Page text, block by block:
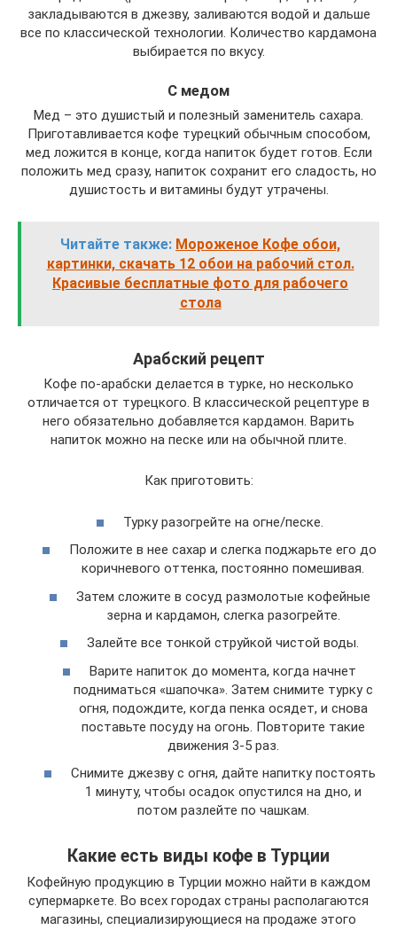
закладываются в джезву, заливаются водой и дальше
все по классической технологии. Количество кардамона
выбирается по вкусу.
С медом
Мед – это душистый и полезный заменитель сахара.
Приготавливается кофе турецкий обычным способом,
мед ложится в конце, когда напиток будет готов. Если
положить мед сразу, напиток сохранит его сладость, но
душистость и витамины будут утрачены.
Читайте также: Мороженое Кофе обои,
картинки, скачать 12 обои на рабочий стол.
Красивые бесплатные фото для рабочего
стола
Арабский рецепт
Кофе по-арабски делается в турке, но несколько
отличается от турецкого. В классической рецептуре в
него обязательно добавляется кардамон. Варить
напиток можно на песке или на обычной плите.
Как приготовить:
Турку разогрейте на огне/песке.
Положите в нее сахар и слегка поджарьте его до
коричневого оттенка, постоянно помешивая.
Затем сложите в сосуд размолотые кофейные
зерна и кардамон, слегка разогрейте.
Залейте все тонкой струйкой чистой воды.
Варите напиток до момента, когда начнет
подниматься «шапочка». Затем снимите турку с
огня, подождите, когда пенка осядет, и снова
поставьте посуду на огонь. Повторите такие
движения 3-5 раз.
Снимите джезву с огня, дайте напитку постоять
1 минуту, чтобы осадок опустился на дно, и
потом разлейте по чашкам.
Какие есть виды кофе в Турции
Кофейную продукцию в Турции можно найти в каждом
супермаркете. Во всех городах страны располагаются
магазины, специализирующиеся на продаже этого